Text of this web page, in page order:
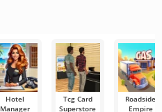
Hotel
Manager
Tcg Card
Superstore
Roadside
Empire